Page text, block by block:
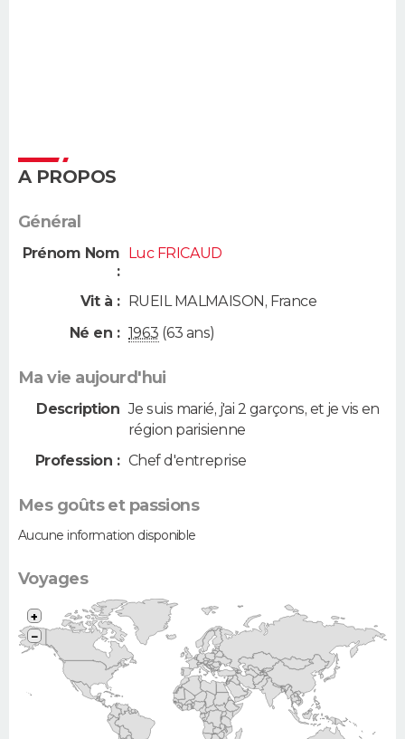
A PROPOS
Général
Prénom Nom
:
Luc FRICAUD
Vit à : RUEIL MALMAISON, France
Né en : 1963 (63 ans)
Ma vie aujourd'hui
Description Je suis marié, j'ai 2 garçons, et je vis en
région parisienne
Profession : Chef d'entreprise
Mes goûts et passions
Aucune information disponible
Voyages
+
−